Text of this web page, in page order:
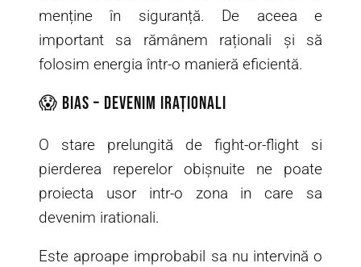
menține în siguranță. De aceea e
important sa rămânem raționali și să
folosim energia într-o manieră eficientă.
😱 Bias – devenim iraționali
O stare prelungită de fight-or-flight si
pierderea reperelor obișnuite ne poate
proiecta usor intr-o zona in care sa
devenim irationali.
Este aproape improbabil sa nu intervină o